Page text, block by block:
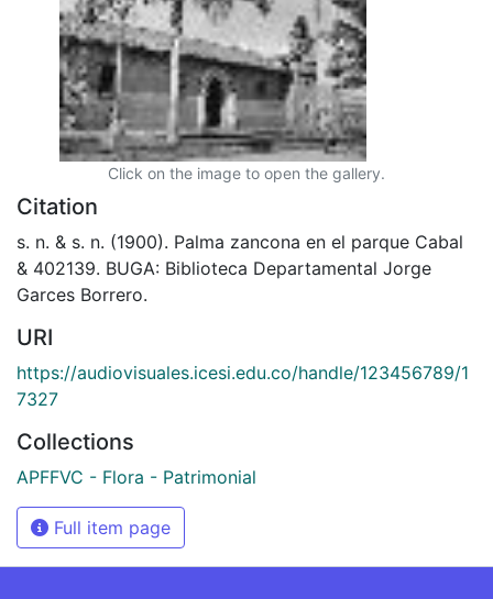
Click on the image to open the gallery.
Citation
s. n. & s. n. (1900). Palma zancona en el parque Cabal
& 402139. BUGA: Biblioteca Departamental Jorge
Garces Borrero.
URI
https://audiovisuales.icesi.edu.co/handle/123456789/1
7327
Collections
APFFVC - Flora - Patrimonial
Full item page